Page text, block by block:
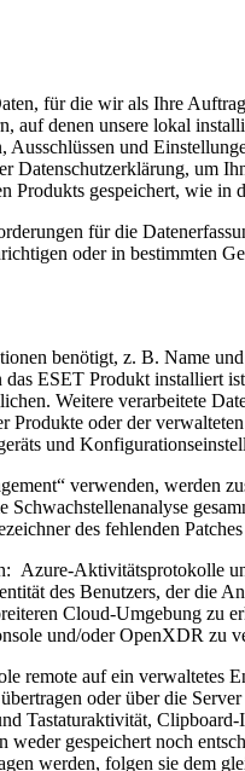
für die wir als Ihre
denen unsere lokal
und
um
Produkts gespeichert, wie in
für die
oder in bestimmten
benötigt, z. B. Name
ESET Produkt installiert
Weitere verarbeitete
oder der
und
verwenden, werden
des fehlenden
Azure-Aktivitätsprotokolle
des Benutzers, der die
Cloud-Umgebung zu
und/oder OpenXDR zu
auf ein verwaltetes
oder über die
Tastaturaktivität,
gespeichert noch
werden, folgen sie dem